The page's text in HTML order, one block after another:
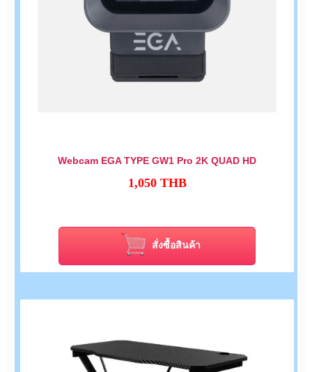
Webcam EGA TYPE GW1 Pro 2K QUAD HD
1,050 THB
สั่งซื้อสินค้า